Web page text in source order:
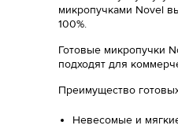
микропучками Novel
100%.
Готовые микропучки
подходят для
Преимущество
Невесомые и